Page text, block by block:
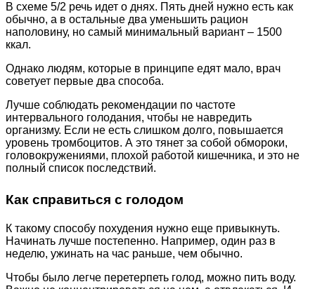
В схеме 5/2 речь идет о днях. Пять дней нужно есть как
обычно, а в остальные два уменьшить рацион
наполовину, но самый минимальный вариант – 1500
ккал.
Однако людям, которые в принципе едят мало, врач
советует первые два способа.
Лучше соблюдать рекомендации по частоте
интервального голодания, чтобы не навредить
организму. Если не есть слишком долго, повышается
уровень тромбоцитов. А это тянет за собой обмороки,
головокружениями, плохой работой кишечника, и это не
полный список последствий.
Как справиться с голодом
К такому способу похудения нужно еще привыкнуть.
Начинать лучше постепенно. Например, один раз в
неделю, ужинать на час раньше, чем обычно.
Чтобы было легче перетерпеть голод, можно пить воду.